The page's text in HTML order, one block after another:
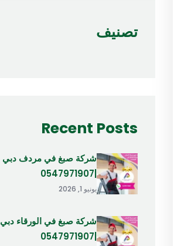
تصنيف
Recent Posts
شركة صبغ في مردف دبي
يونيو 1, 2026
شركة صبغ في الورقاء دبي